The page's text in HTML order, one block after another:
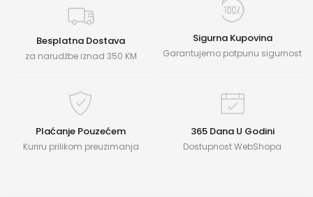
Besplatna Dostava
za narudžbe iznad 350 KM
Sigurna Kupovina
Garantujemo potpunu sigurnost
Plaćanje Pouzećem
Kuriru prilikom preuzimanja
365 Dana U Godini
Dostupnost WebShopa